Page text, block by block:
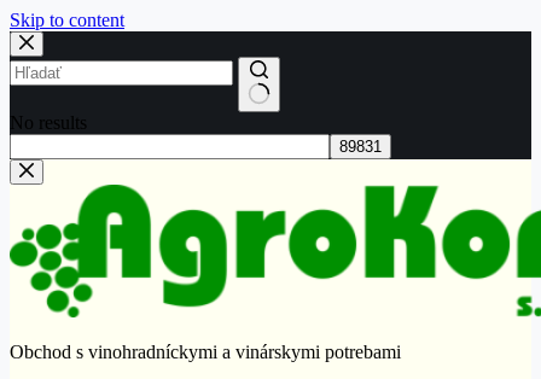
Skip to content
No results
Obchod s vinohradníckymi a vinárskymi potrebami